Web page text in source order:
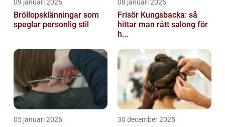
09 januari 2026
Bröllopsklänningar som
speglar personlig stil
08 januari 2026
Frisör Kungsbacka: så
hittar man rätt salong för
h...
05 januari 2026 30 december 2025